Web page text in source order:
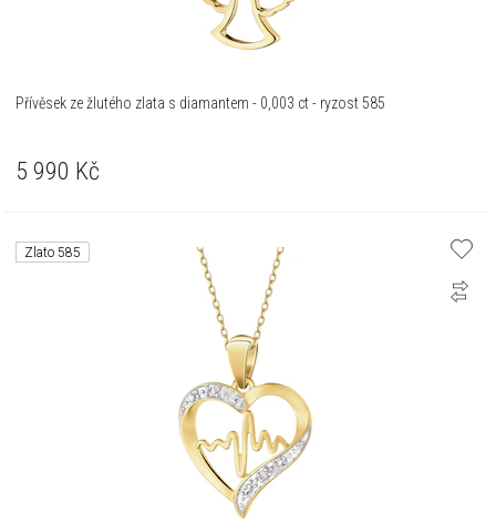
Přívěsek ze žlutého zlata s diamantem - 0,003 ct - ryzost 585
5 990 Kč
Zlato 585